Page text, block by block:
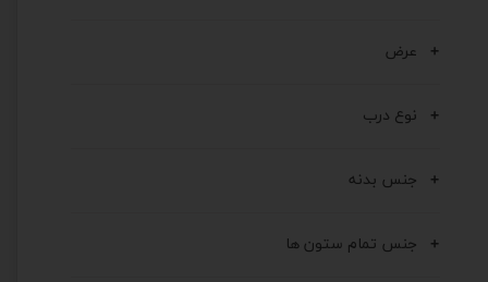
عرض
نوع درب
جنس بدنه
جنس تمام ستون ها